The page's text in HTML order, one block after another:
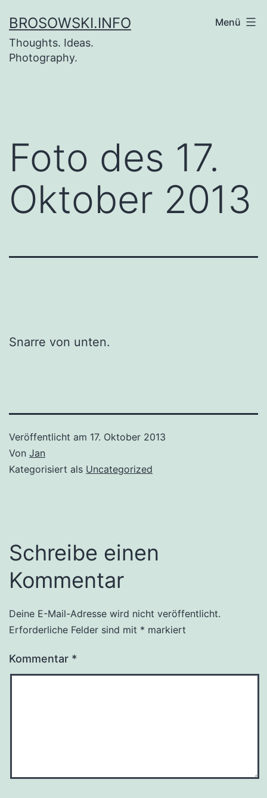
Inhalt
springen
BROSOWSKI.INFO
Thoughts. Ideas.
Photography.
Menü
Foto des 17.
Oktober 2013
Snarre von unten.
Veröffentlicht am 17. Oktober 2013
Von Jan
Kategorisiert als Uncategorized
Schreibe einen
Kommentar
Deine E-Mail-Adresse wird nicht veröffentlicht.
Erforderliche Felder sind mit * markiert
Kommentar *